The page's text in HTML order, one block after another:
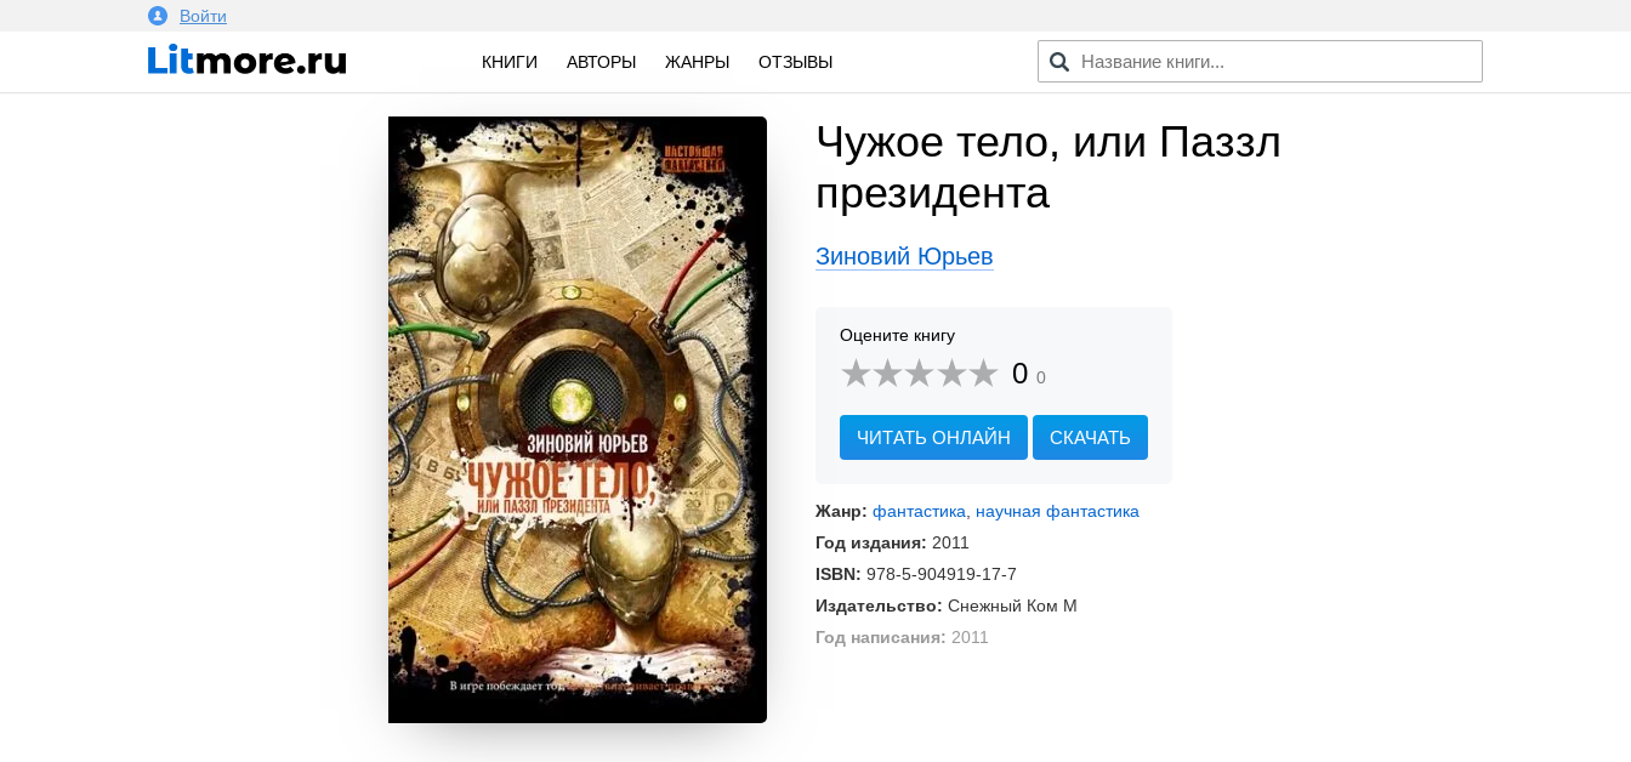
Войти
КНИГИ АВТОРЫ ЖАНРЫ ОТЗЫВЫ
Чужое тело, или Паззл
президента
Зиновий Юрьев
Оцените книгу
0 0
ЧИТАТЬ ОНЛАЙН СКАЧАТЬ
Жанр: фантастика
научная фантастика
Год издания: 2011
ISBN: 978-5-904919-17-7
Издательство: Снежный Ком М
Год написания: 2011